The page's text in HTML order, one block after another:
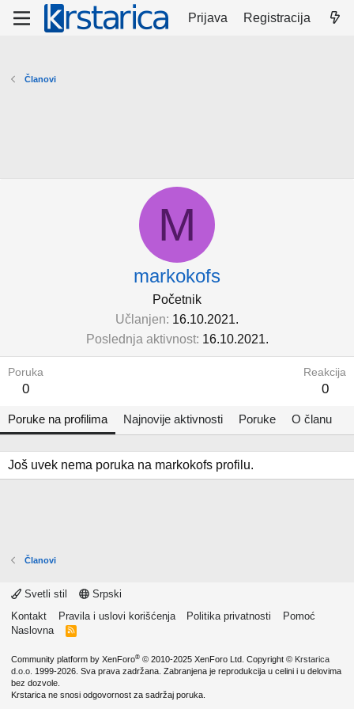
Prijava Registracija
Članovi
M
markokofs
Početnik
Učlanjen 16.10.2021.
Poslednja aktivnost 16.10.2021.
Poruka
0
Reakcija
0
Poruke na profilima Najnovije aktivnosti Poruke O članu
Još uvek nema poruka na markokofs profilu.
Članovi
Svetli stil
Srpski
Kontakt
Pravila i uslovi korišćenja Politika privatnosti
Pomoć
Naslovna
R
Community platform by XenForo® © 2010-2025 XenForo Ltd. Copyright © Krstarica
d.o.o. 1999-2026. Sva prava zadržana. Zabranjena je reprodukcija u celini i u delovima
bez dozvole.
Krstarica ne snosi odgovornost za sadržaj poruka.